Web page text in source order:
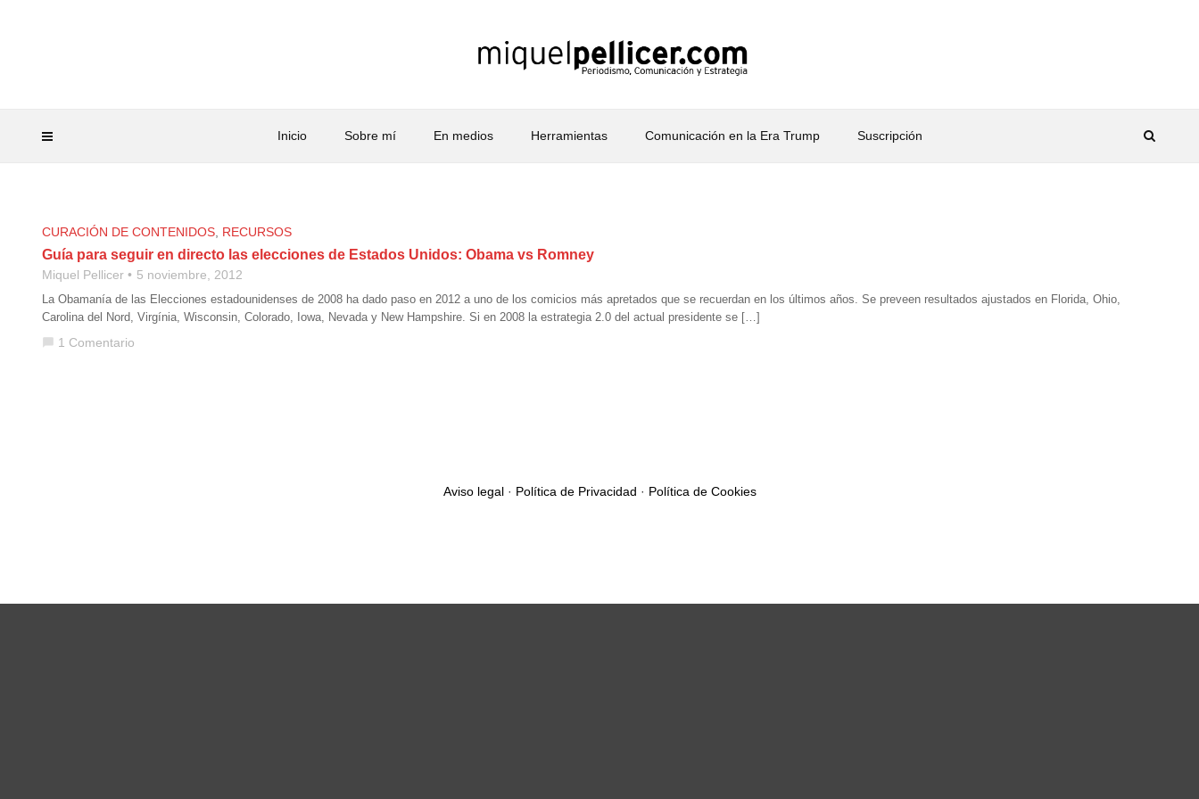
Inicio Sobre mí En medios Herramientas Comunicación en la Era Trump Suscripción
CURACIÓN DE CONTENIDOS RECURSOS
Guía para seguir en directo las elecciones de Estados Unidos: Obama vs Romney
Miquel Pellicer 5 noviembre, 2012
La Obamanía de las Elecciones estadounidenses de 2008 ha dado paso en 2012 a uno de los comicios más apretados que se recuerdan en los últimos años. Se preveen resultados ajustados en Florida, Ohio,
Carolina del Nord, Virgínia, Wisconsin, Colorado, Iowa, Nevada y New Hampshire. Si en 2008 la estrategia 2.0 del actual presidente se […]
chat_bubble 1 Comentario
Aviso legal· Política de Privacidad · Política de Cookies